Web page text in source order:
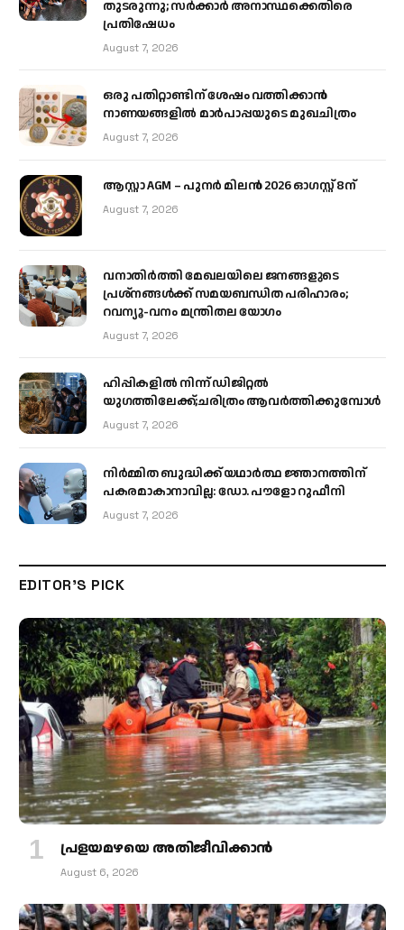
തുടരുന്നു; സർക്കാർ അനാസ്ഥക്കെതിരെ
പ്രതിഷേധം
August 7, 2026
ഒരു പതിറ്റാണ്ടിന് ശേഷം വത്തിക്കാൻ
നാണയങ്ങളിൽ മാർപാപ്പയുടെ മുഖചിത്രം
August 7, 2026
ആസ്റ്റാ AGM – പുനർ മിലൻ 2026 ഓഗസ്റ്റ് 8ന്
August 7, 2026
വനാതിർത്തി മേഖലയിലെ ജനങ്ങളുടെ
പ്രശ്നങ്ങൾക്ക് സമയബന്ധിത പരിഹാരം;
റവന്യൂ-വനം മന്ത്രിതല യോഗം
August 7, 2026
ഹിപ്പികളില്‍ നിന്ന് ഡിജിറ്റല്‍
യുഗത്തിലേക്ക്;ചരിത്രം ആവര്‍ത്തിക്കുമ്പോള്‍
August 7, 2026
നിർമ്മിത ബുദ്ധിക്ക് യഥാർത്ഥ ജ്ഞാനത്തിന്
പകരമാകാനാവില്ല: ഡോ. പൗളോ റുഫീനി
August 7, 2026
EDITOR'S PICK
പ്രളയമഴയെ അതിജീവിക്കാന്‍
August 6, 2026